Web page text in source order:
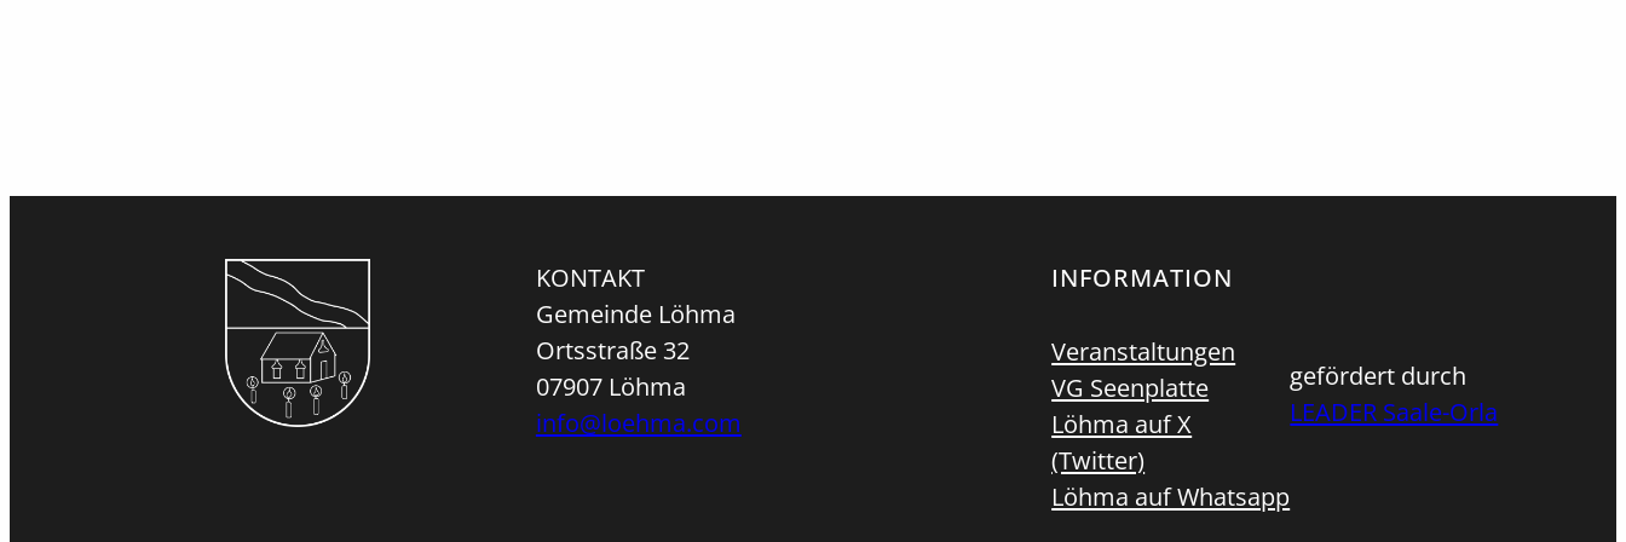
KONTAKT
Gemeinde Löhma
Ortsstraße 32
07907 Löhma
info@loehma.com
INFORMATION
Veranstaltungen
VG Seenplatte
Löhma auf X
(Twitter)
Löhma auf Whatsapp
gefördert durch
LEADER Saale-Orla